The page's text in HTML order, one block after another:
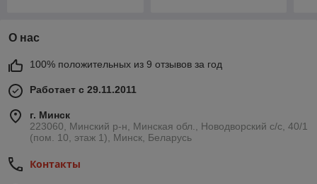
О нас
100% положительных из 9 отзывов за год
Работает с 29.11.2011
г. Минск
223060, Минский р-н, Минская обл., Новодворский с/с, 40/1
(пом. 10, этаж 1), Минск, Беларусь
Контакты